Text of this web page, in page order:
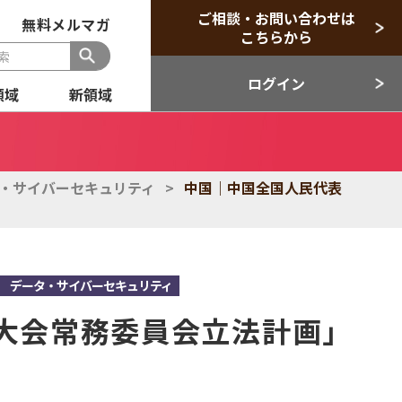
無料メルマガ
域 新領域
ご相談・お問い合わせは
こちらから
ログイン
セクター
サイバーセキュリティ > 中国｜中国全国人民代表
データ・サイバーセキュリティ
常務委員会立法計画」